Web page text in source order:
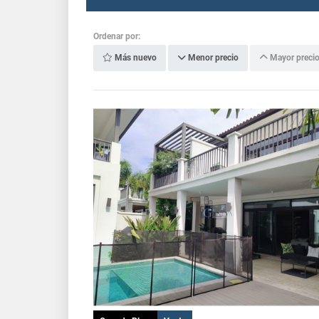
Ordenar por:
Más nuevo Menor precio Mayor precio